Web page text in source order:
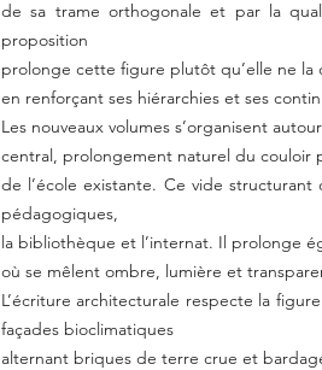
de sa trame orthogonale et par la
proposition
prolonge cette figure plutôt qu’elle ne la
en renforçant ses hiérarchies et ses
Les nouveaux volumes s’organisent
central, prolongement naturel du couloir
de l’école existante. Ce vide
pédagogiques,
la bibliothèque et l’internat. Il prolonge
où se mêlent ombre, lumière et
L’écriture architecturale respecte la
façades bioclimatiques
alternant briques de terre crue et